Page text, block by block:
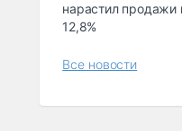
нарастил продажи
12,8%
Все новости